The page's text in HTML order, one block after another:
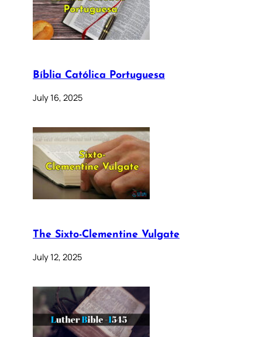
Bíblia Católica Portuguesa
July 16, 2025
The Sixto-Clementine Vulgate
July 12, 2025